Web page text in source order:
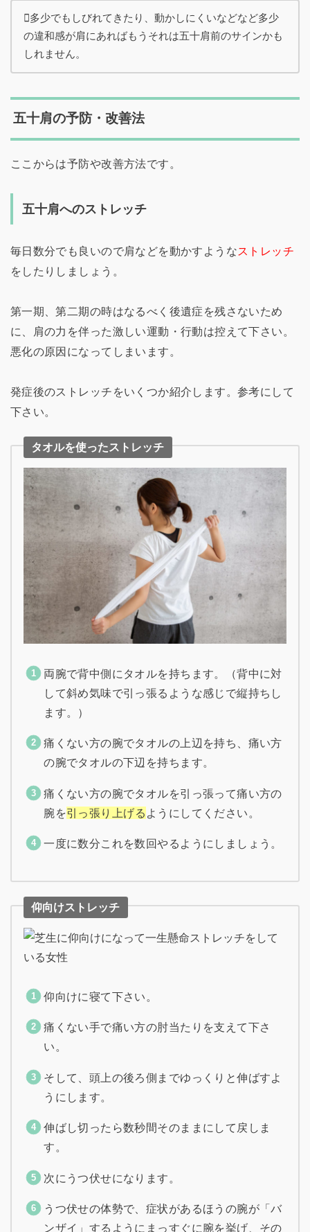
多少でもしびれてきたり、動かしにくいなどなど多少
の違和感が肩にあればもうそれは五十肩前のサインかも
しれません。
五十肩の予防・改善法
ここからは予防や改善方法です。
五十肩へのストレッチ
毎日数分でも良いので肩などを動かすようなストレッチ
をしたりしましょう。
第一期、第二期の時はなるべく後遺症を残さないため
に、肩の力を伴った激しい運動・行動は控えて下さい。
悪化の原因になってしまいます。
発症後のストレッチをいくつか紹介します。参考にして
下さい。
タオルを使ったストレッチ
両腕で背中側にタオルを持ちます。（背中に対
して斜め気味で引っ張るような感じで縦持ちし
ます。）
痛くない方の腕でタオルの上辺を持ち、痛い方
の腕でタオルの下辺を持ちます。
痛くない方の腕でタオルを引っ張って痛い方の
腕を引っ張り上げる ようにしてください。
一度に数分これを数回やるようにしましょう。
仰向けストレッチ
仰向けに寝て下さい。
痛くない手で痛い方の肘当たりを支えて下さ
い。
そして、頭上の後ろ側までゆっくりと伸ばすよ
うにします。
伸ばし切ったら数秒間そのままにして戻しま
す。
次にうつ伏せになります。
うつ伏せの体勢で、症状があるほうの腕が「バ
ンザイ」するようにまっすぐに腕を挙げ、その